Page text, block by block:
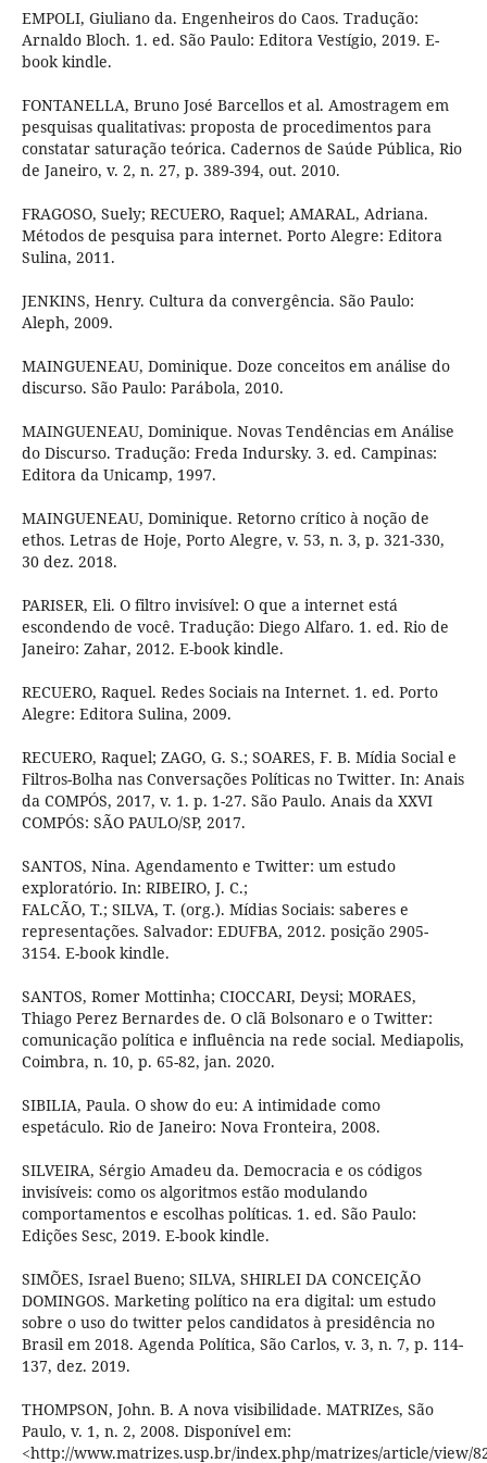
EMPOLI, Giuliano da. Engenheiros do Caos. Tradução:
Arnaldo Bloch. 1. ed. São Paulo: Editora Vestígio, 2019. E-
book kindle.
FONTANELLA, Bruno José Barcellos et al. Amostragem em
pesquisas qualitativas: proposta de procedimentos para
constatar saturação teórica. Cadernos de Saúde Pública, Rio
de Janeiro, v. 2, n. 27, p. 389-394, out. 2010.
FRAGOSO, Suely; RECUERO, Raquel; AMARAL, Adriana.
Métodos de pesquisa para internet. Porto Alegre: Editora
Sulina, 2011.
JENKINS, Henry. Cultura da convergência. São Paulo:
Aleph, 2009.
MAINGUENEAU, Dominique. Doze conceitos em análise do
discurso. São Paulo: Parábola, 2010.
MAINGUENEAU, Dominique. Novas Tendências em Análise
do Discurso. Tradução: Freda Indursky. 3. ed. Campinas:
Editora da Unicamp, 1997.
MAINGUENEAU, Dominique. Retorno crítico à noção de
ethos. Letras de Hoje, Porto Alegre, v. 53, n. 3, p. 321-330,
30 dez. 2018.
PARISER, Eli. O filtro invisível: O que a internet está
escondendo de você. Tradução: Diego Alfaro. 1. ed. Rio de
Janeiro: Zahar, 2012. E-book kindle.
RECUERO, Raquel. Redes Sociais na Internet. 1. ed. Porto
Alegre: Editora Sulina, 2009.
RECUERO, Raquel; ZAGO, G. S.; SOARES, F. B. Mídia Social e
Filtros-Bolha nas Conversações Políticas no Twitter. In: Anais
da COMPÓS, 2017, v. 1. p. 1-27. São Paulo. Anais da XXVI
COMPÓS: SÃO PAULO/SP, 2017.
SANTOS, Nina. Agendamento e Twitter: um estudo
exploratório. In: RIBEIRO, J. C.;
FALCÃO, T.; SILVA, T. (org.). Mídias Sociais: saberes e
representações. Salvador: EDUFBA, 2012. posição 2905-
3154. E-book kindle.
SANTOS, Romer Mottinha; CIOCCARI, Deysi; MORAES,
Thiago Perez Bernardes de. O clã Bolsonaro e o Twitter:
comunicação política e influência na rede social. Mediapolis,
Coimbra, n. 10, p. 65-82, jan. 2020.
SIBILIA, Paula. O show do eu: A intimidade como
espetáculo. Rio de Janeiro: Nova Fronteira, 2008.
SILVEIRA, Sérgio Amadeu da. Democracia e os códigos
invisíveis: como os algoritmos estão modulando
comportamentos e escolhas políticas. 1. ed. São Paulo:
Edições Sesc, 2019. E-book kindle.
SIMÕES, Israel Bueno; SILVA, SHIRLEI DA CONCEIÇÃO
DOMINGOS. Marketing político na era digital: um estudo
sobre o uso do twitter pelos candidatos à presidência no
Brasil em 2018. Agenda Política, São Carlos, v. 3, n. 7, p. 114-
137, dez. 2019.
THOMPSON, John. B. A nova visibilidade. MATRIZes, São
Paulo, v. 1, n. 2, 2008. Disponível em:
<http://www.matrizes.usp.br/index.php/matrizes/article/view/